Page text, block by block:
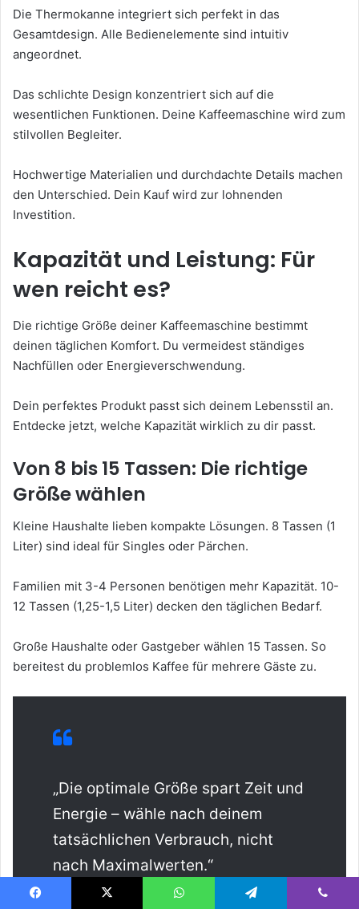
Die Thermokanne integriert sich perfekt in das
Gesamtdesign. Alle Bedienelemente sind intuitiv
angeordnet.
Das schlichte Design konzentriert sich auf die
wesentlichen Funktionen. Deine Kaffeemaschine wird zum
stilvollen Begleiter.
Hochwertige Materialien und durchdachte Details machen
den Unterschied. Dein Kauf wird zur lohnenden
Investition.
Kapazität und Leistung: Für
wen reicht es?
Die richtige Größe deiner Kaffeemaschine bestimmt
deinen täglichen Komfort. Du vermeidest ständiges
Nachfüllen oder Energieverschwendung.
Dein perfektes Produkt passt sich deinem Lebensstil an.
Entdecke jetzt, welche Kapazität wirklich zu dir passt.
Von 8 bis 15 Tassen: Die richtige
Größe wählen
Kleine Haushalte lieben kompakte Lösungen. 8 Tassen (1
Liter) sind ideal für Singles oder Pärchen.
Familien mit 3-4 Personen benötigen mehr Kapazität. 10-
12 Tassen (1,25-1,5 Liter) decken den täglichen Bedarf.
Große Haushalte oder Gastgeber wählen 15 Tassen. So
bereitest du problemlos Kaffee für mehrere Gäste zu.
„Die optimale Größe spart Zeit und
Energie – wähle nach deinem
tatsächlichen Verbrauch, nicht
nach Maximalwerten.“